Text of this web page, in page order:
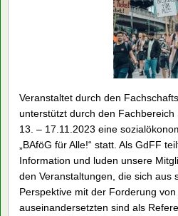
Veranstaltet durch den
unterstützt durch den Fachbereich
13. – 17.11.2023 eine
„BAföG für Alle!“ statt. Als GdFF
Information und luden unsere
den Veranstaltungen, die sich aus
Perspektive mit der Forderung von
auseinandersetzten sind als